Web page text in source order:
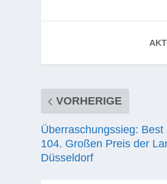
VORHERIGE
Überraschungssieg:
104. Großen Preis der
Düsseldorf